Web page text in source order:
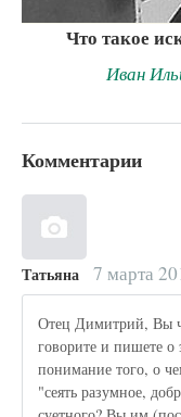
Что такое
Иван
Комментарии
Татьяна 7 марта
Отец Димитрий, Вы
говорите и пишете о
понимание того, о
"сеять разумное,